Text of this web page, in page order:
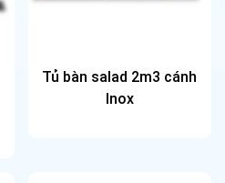
Tủ bàn salad 2m3 cánh
Inox